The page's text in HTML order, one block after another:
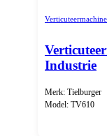
Verticuteermachine
Industrie
Merk: Tielburger
Model: TV610